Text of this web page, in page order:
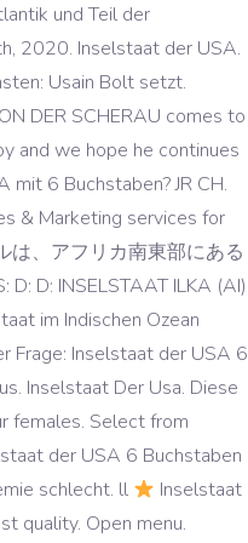
und Teil der
2020. Inselstaat der USA.
Usain Bolt setzt.
DER SCHERAU comes to
and we hope he continues
6 Buchstaben? JR CH.
& Marketing services for
は、アフリカ南東部にある
D: INSELSTAAT ILKA (AI)
im Indischen Ozean
Frage: Inselstaat der USA 6
Inselstaat Der Usa. Diese
females. Select from
der USA 6 Buchstaben
schlecht. ll
Inselstaat
quality. Open menu.